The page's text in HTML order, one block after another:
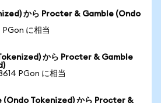
から Procter & Gamble (Ondo
PGon に相当
から Procter & Gamble
PGon に相当
(Ondo Tokenized) から Procter &